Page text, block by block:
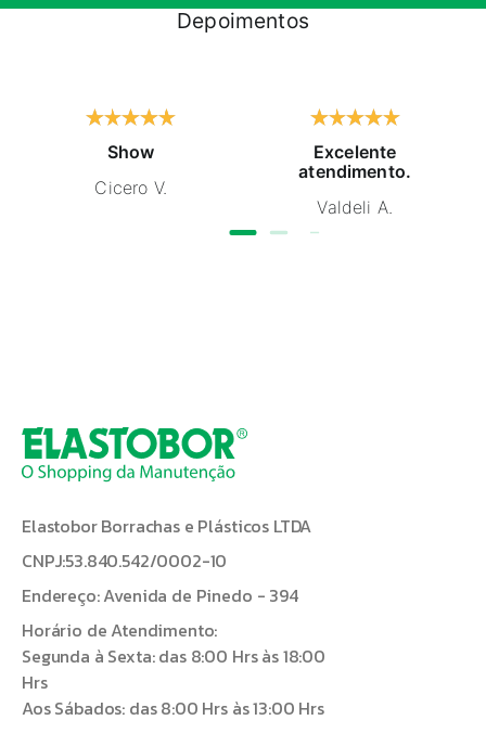
Depoimentos
Show
Cicero V.
Excelente
atendimento.
Valdeli A.
Elastobor Borrachas e Plásticos LTDA
CNPJ:53.840.542/0002-10
Endereço: Avenida de Pinedo - 394
Horário de Atendimento:
Segunda à Sexta: das 8:00 Hrs às 18:00
Hrs
Aos Sábados: das 8:00 Hrs às 13:00 Hrs